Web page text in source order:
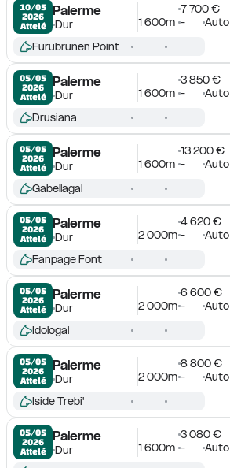
10/05
2026
Attelé
Palerme
Dur
7 700 €
1 600m - Auto
Furubrunen Point
05/05
2026
Attelé
Palerme
Dur
3 850 €
1 600m - Auto
Drusiana
05/05
2026
Attelé
Palerme
Dur
13 200 €
1 600m -
Auto
Gabellagal
05/05
2026
Attelé
Palerme
Dur
4 620 €
2 000m - Auto
Fanpage Font
05/05
2026
Attelé
Palerme
Dur
6 600 €
2 000m - Auto
Idologal
05/05
2026
Attelé
Palerme
Dur
8 800 €
2 000m - Auto
Iside Trebi'
05/05
2026
Attelé
Palerme
Dur
3 080 €
1 600m - Auto